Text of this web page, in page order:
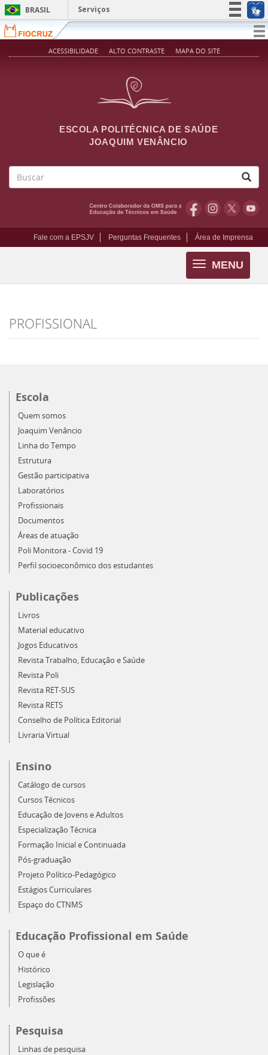
Pular para o conteúdo principal
BRASIL
Serviços
Simplifique!
Participe
ACESSIBILIDADE ALTO CONTRASTE MAPA DO SITE
ESCOLA POLITÉCNICA DE SAÚDE
JOAQUIM VENÂNCIO
Fale com a EPSJV Perguntas Frequentes Área de Imprensa
MENU
Toggle
navigation
PROFISSIONAL
Escola
Quem somos
Joaquim Venâncio
Linha do Tempo
Estrutura
Gestão participativa
Laboratórios
Profissionais
Documentos
Áreas de atuação
Poli Monitora - Covid 19
Perfil socioeconômico dos estudantes
Publicações
Livros
Material educativo
Jogos Educativos
Revista Trabalho, Educação e Saúde
Revista Poli
Revista RET-SUS
Revista RETS
Conselho de Política Editorial
Livraria Virtual
Ensino
Catálogo de cursos
Cursos Técnicos
Educação de Jovens e Adultos
Especialização Técnica
Formação Inicial e Continuada
Pós-graduação
Projeto Político-Pedagógico
Estágios Curriculares
Espaço do CTNMS
Educação Profissional em Saúde
O que é
Histórico
Legislação
Profissões
Pesquisa
Linhas de pesquisa